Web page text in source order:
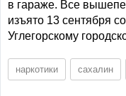
в гараже. Все
изъято 13 сентября
Углегорскому
наркотики сахалин